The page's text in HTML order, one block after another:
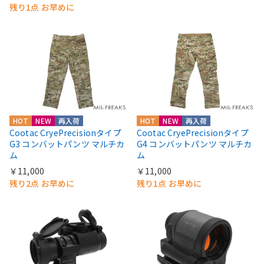
残り1点 お早めに
HOT NEW 再入荷
Cootac CryePrecisionタイプ
G3 コンバットパンツ マルチカ
ム
￥11,000
残り2点 お早めに
HOT NEW 再入荷
Cootac CryePrecisionタイプ
G4 コンバットパンツ マルチカ
ム
￥11,000
残り1点 お早めに